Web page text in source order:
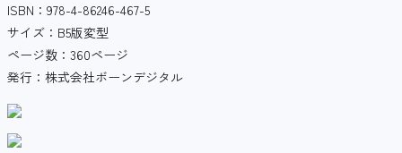
ISBN：978-4-86246-467-5
サイズ：B5版変型
ページ数：360ページ
発行：株式会社ボーンデジタル